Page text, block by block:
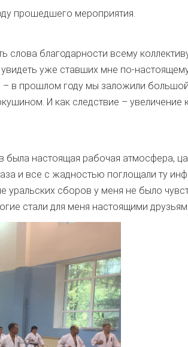
прошедшего мероприятия.
слова благодарности всему
уже ставших мне по-
в прошлом году мы заложили
И как следствие –
настоящая рабочая атмосфера,
и все с жадностью поглощали ту
уральских сборов у меня не было
стали для меня настоящими